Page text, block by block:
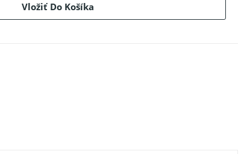
Vložiť Do Košíka